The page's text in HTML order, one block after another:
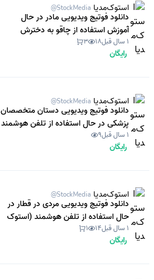
استوک‌مدیا @StockMedia
دانلود فوتیج ویدیویی مادر در حال
آموزش استفاده از چاقو به دخترش
(استوک فوتیج)1 سال قبل 18
3
رایگان
استوک‌مدیا @StockMedia
دانلود فوتیج ویدیویی دستان متخصصان
پزشکی در حال استفاده از تلفن هوشمند
(استوک فوتیج)1 سال قبل 9
رایگان
استوک‌مدیا @StockMedia
دانلود فوتیج ویدیویی مردی در قطار در
حال استفاده از تلفن هوشمند (استوک
فوتیج)1 سال قبل 14
1
رایگان